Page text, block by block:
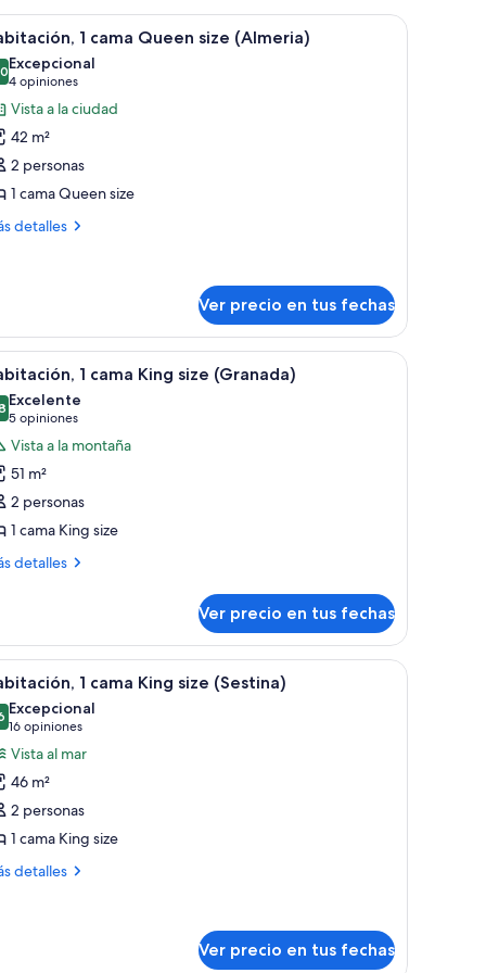
silla verde, un escritorio con cajones, una lámpara y vistas al exterior.
Habitación de hotel con una cama grande,
3 1 cama Queen size (Almeria)
de 10
Excepcional
4 opiniones
(4
opiniones)
Vista a la ciudad
42 m²
2 personas
1 cama Queen size
detalles
Ver precio en tus fechas
dos almohadas con un diseño geométrico, una mesita de noche con
Habitación de hotel con una cama grande,
9 1 cama King size (Granada)
de 10
Excelente
5 opiniones
(5
opiniones)
Vista a la montaña
51 m²
2 personas
1 cama King size
detalles
Ver precio en tus fechas
Habitación de hotel con una cama grande,
8 1 cama King size (Sestina)
de 10
Excepcional
16 opiniones
(16
opiniones)
Vista al mar
46 m²
2 personas
1 cama King size
detalles
Ver precio en tus fechas